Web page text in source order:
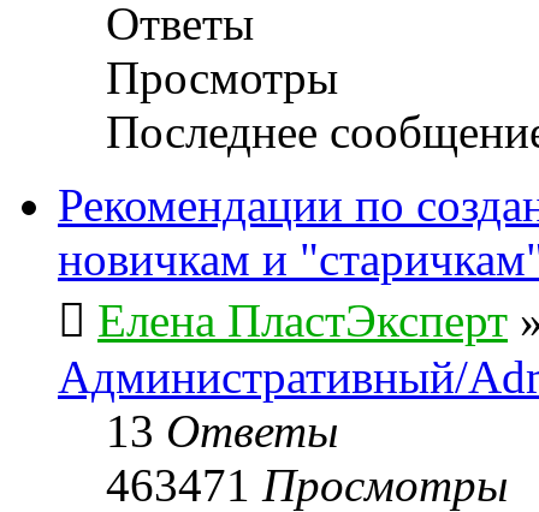
Ответы
Просмотры
Последнее
Рекомендации по
новичкам и
Елена ПластЭксперт
Административный/
13 Ответы
463471 Просмотры